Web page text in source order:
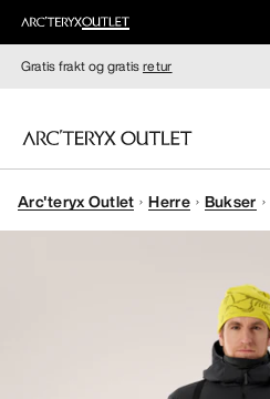
Gratis frakt og gratisretur
DAMER
Arc'teryx Outlet Herre Bukser